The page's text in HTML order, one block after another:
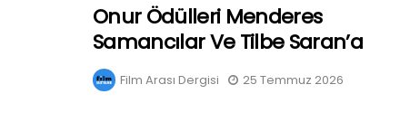
Onur Ödülleri Menderes
Samancılar Ve Tilbe Saran’a
Film Arası Dergisi 25 Temmuz 2026